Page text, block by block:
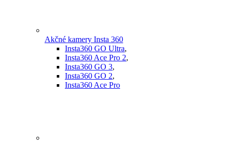
Akčné kamery Insta 360
Insta360 GO Ultra,
Insta360 Ace Pro 2,
Insta360 GO 3,
Insta360 GO 2,
Insta360 Ace Pro